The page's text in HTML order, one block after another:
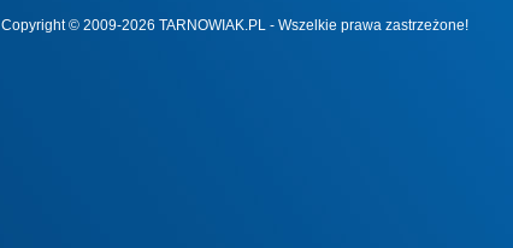
Copyright © 2009-2026 TARNOWIAK.PL - Wszelkie prawa zastrzeżone!